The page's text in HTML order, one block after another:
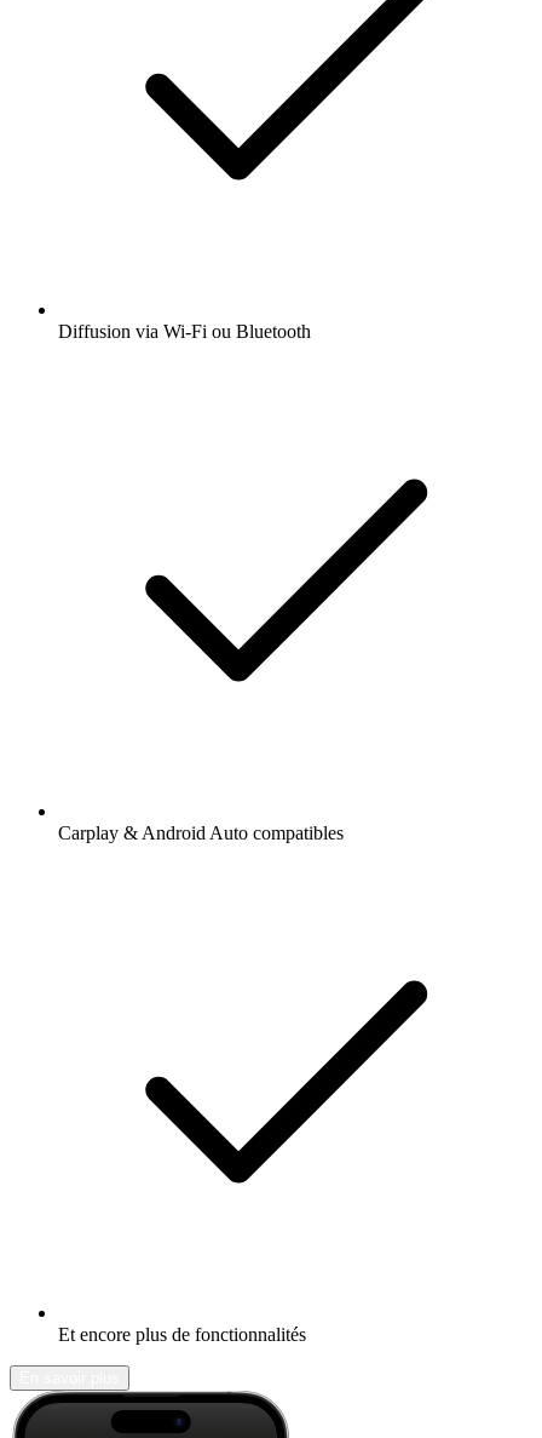
Diffusion via Wi-Fi ou Bluetooth
Carplay & Android Auto compatibles
Et encore plus de fonctionnalités